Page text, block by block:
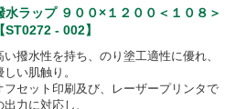
水ラップ ９００×１２００＜１０８＞
【ST0272 - 002】
い撥水性を持ち、のり塗工適性に優れ、
しい肌触り。
フセット印刷及び、レーザープリンタで
出力に対応し、